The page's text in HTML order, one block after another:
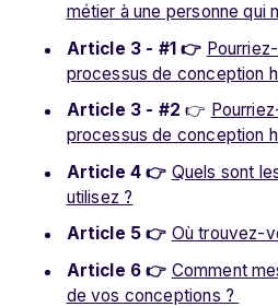
métier à une personne qui
Article 3 - #1 👉
processus de conception
Article 3 - #2 👉
processus de conception
Article 4 👉 Quels sont
utilisez ?
Article 5 👉 Où trouvez-
Article 6 👉 Comment
de vos conceptions ?